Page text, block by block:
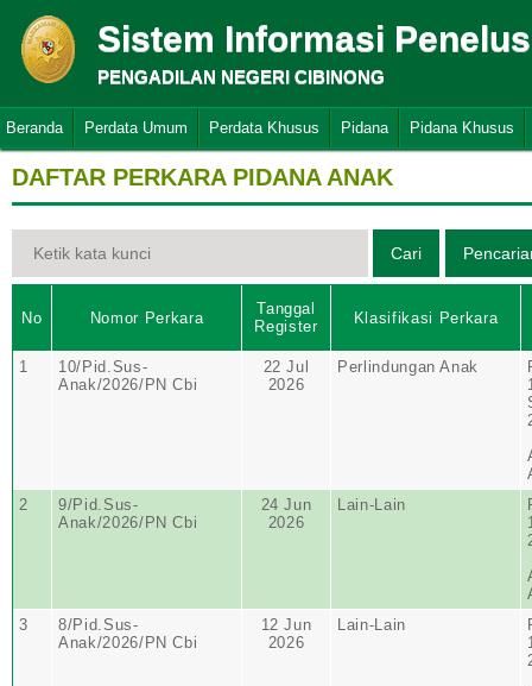
Sistem Informasi
PENGADILAN NEGERI CIBINONG
Beranda Perdata Umum Perdata Khusus Pidana Pidana Khusus
DAFTAR PERKARA PIDANA ANAK
No Nomor Perkara
Tanggal
Register
Klasifikasi Perkara
1
10/Pid.Sus-
Anak/2026/PN Cbi
22 Jul
2026
Perlindungan Anak
2
9/Pid.Sus-
Anak/2026/PN Cbi
24 Jun
2026
Lain-Lain
3
8/Pid.Sus-
Anak/2026/PN Cbi
12 Jun
2026
Lain-Lain